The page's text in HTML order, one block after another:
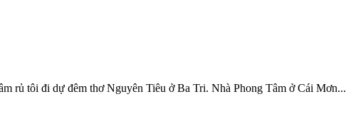
rủ tôi đi dự đêm thơ Nguyên Tiêu ở Ba Tri. Nhà Phong Tâm ở Cái Mơn...